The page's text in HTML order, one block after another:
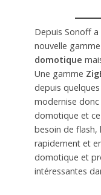
Depuis Sonoff
nouvelle
domotique
Une gamme
depuis
modernise
domotique et ce
besoin de flash,
rapidement et
domotique et
intéressantes